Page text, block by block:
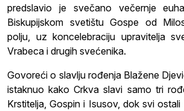
predslavio je svečano večernje
Biskupijskom svetištu Gospe od
polju, uz koncelebraciju upravitelja
Vrabeca i drugih svećenika.
Govoreći o slavlju rođenja Blažene
istaknuo kako Crkva slavi samo tri
Krstitelja, Gospin i Isusov, dok svi